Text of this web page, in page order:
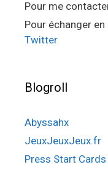
Pour me
Pour échanger
Twitter
Blogroll
Abyssahx
JeuxJeuxJeux.fr
Press Start Cards